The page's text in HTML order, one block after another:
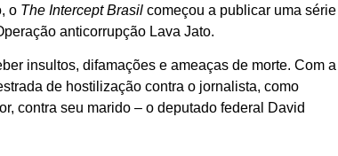
o The Intercept Brasil começou a publicar uma série
anticorrupção Lava Jato.
insultos, difamações e ameaças de morte. Com a
de hostilização contra o jornalista, como
contra seu marido – o deputado federal David